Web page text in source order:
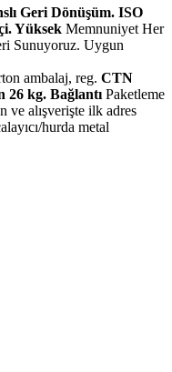
Geri Dönüşüm. ISO
Yüksek Memnuniyet Her
Sunuyoruz. Uygun
ambalaj, reg. CTN
26 kg. BağlantıPaketleme
ve alışverişte ilk adres
hurda metal